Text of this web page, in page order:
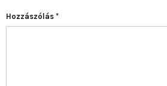
Hozzászólás *